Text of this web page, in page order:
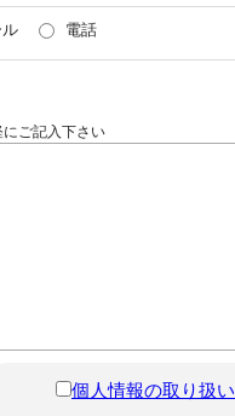
ル 電話
ご記入下さい
個人情報の取り扱い